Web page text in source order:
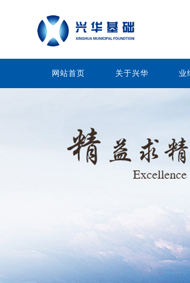
网站首页 关于兴华 业